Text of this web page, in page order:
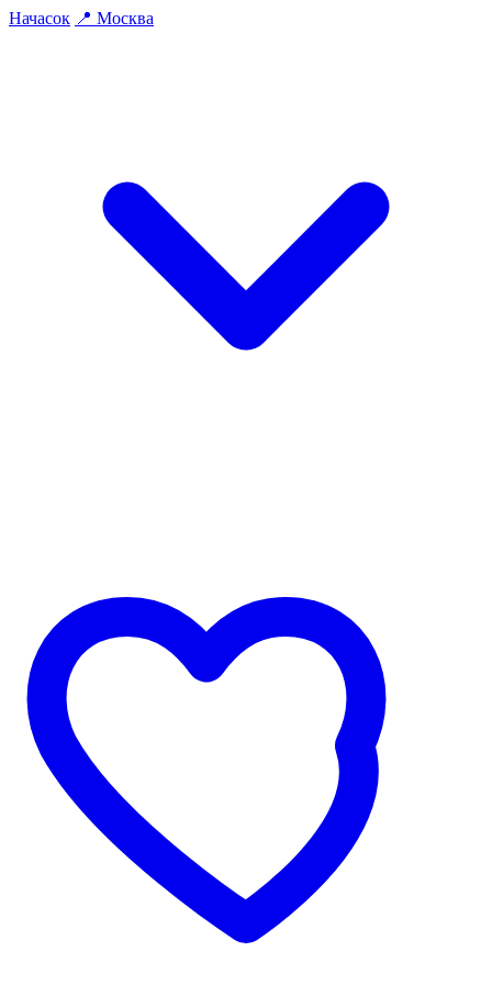
Начасок 📍 Москва